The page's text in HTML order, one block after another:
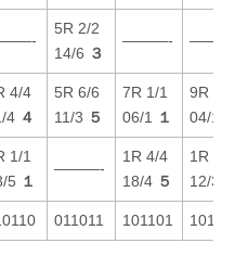
5R 2/2
14/6 ３
———-
4/4
4 ４
5R 6/6
11/3 ５
7R 1/1
06/1
１
9R 1/1
04/1
1/1
5 １
———-
1R 4/4
18/4 ５
1R 3/3
12/3
011011 101101